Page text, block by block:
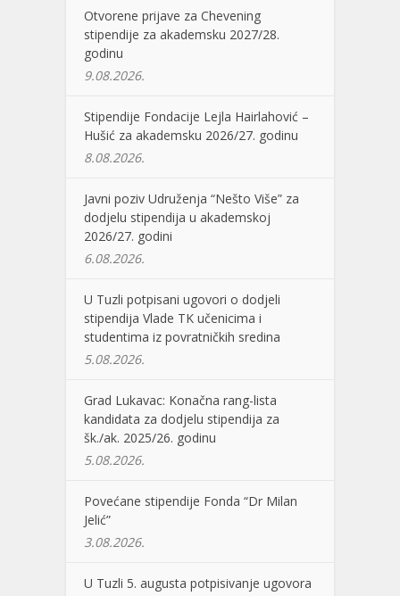
Otvorene prijave za Chevening
stipendije za akademsku 2027/28.
godinu
9.08.2026.
Stipendije Fondacije Lejla Hairlahović –
Hušić za akademsku 2026/27. godinu
8.08.2026.
Javni poziv Udruženja “Nešto Više” za
dodjelu stipendija u akademskoj
2026/27. godini
6.08.2026.
U Tuzli potpisani ugovori o dodjeli
stipendija Vlade TK učenicima i
studentima iz povratničkih sredina
5.08.2026.
Grad Lukavac: Konačna rang-lista
kandidata za dodjelu stipendija za
šk./ak. 2025/26. godinu
5.08.2026.
Povećane stipendije Fonda “Dr Milan
Jelić”
3.08.2026.
U Tuzli 5. augusta potpisivanje ugovora